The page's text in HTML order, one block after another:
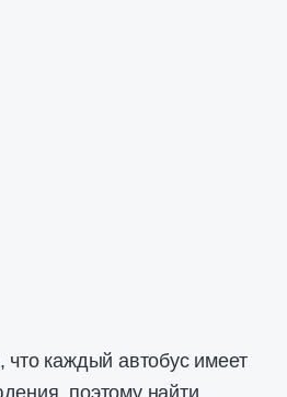
каждый автобус имеет
поэтому найти